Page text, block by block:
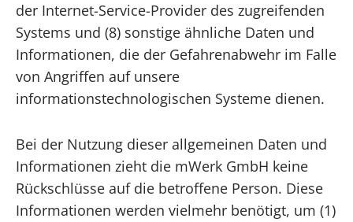
der Internet-Service-Provider des zugreifenden
Systems und (8) sonstige ähnliche Daten und
Informationen, die der Gefahrenabwehr im Falle
von Angriffen auf unsere
informationstechnologischen Systeme dienen.
Bei der Nutzung dieser allgemeinen Daten und
Informationen zieht die mWerk GmbH keine
Rückschlüsse auf die betroffene Person. Diese
Informationen werden vielmehr benötigt, um (1)